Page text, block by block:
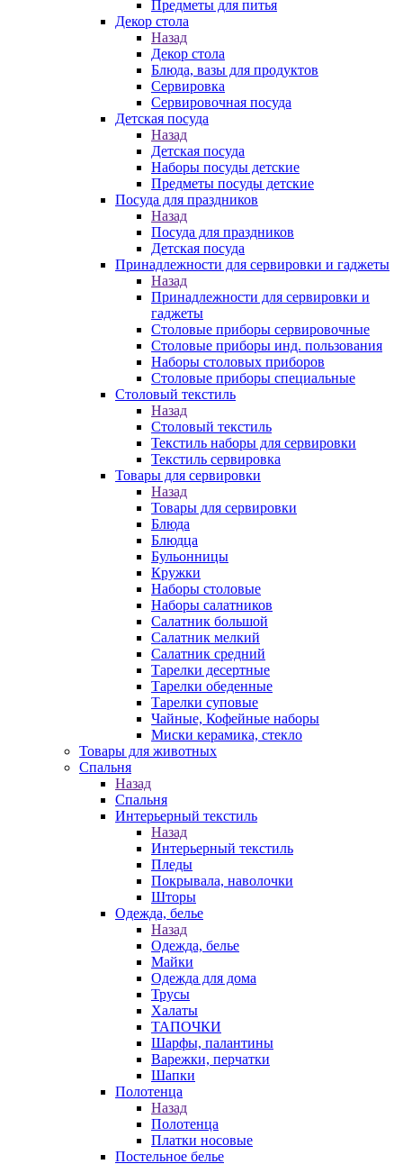
Предметы для питья
Декор стола
Назад
Декор стола
Блюда, вазы для продуктов
Сервировка
Сервировочная посуда
Детская посуда
Назад
Детская посуда
Наборы посуды детские
Предметы посуды детские
Посуда для праздников
Назад
Посуда для праздников
Детская посуда
Принадлежности для сервировки и гаджеты
Назад
Принадлежности для сервировки и
гаджеты
Столовые приборы сервировочные
Столовые приборы инд. пользования
Наборы столовых приборов
Столовые приборы специальные
Столовый текстиль
Назад
Столовый текстиль
Текстиль наборы для сервировки
Текстиль сервировка
Товары для сервировки
Назад
Товары для сервировки
Блюда
Блюдца
Бульонницы
Кружки
Наборы столовые
Наборы салатников
Салатник большой
Салатник мелкий
Салатник средний
Тарелки десертные
Тарелки обеденные
Тарелки суповые
Чайные, Кофейные наборы
Миски керамика, стекло
Товары для животных
Спальня
Назад
Спальня
Интерьерный текстиль
Назад
Интерьерный текстиль
Пледы
Покрывала, наволочки
Шторы
Одежда, белье
Назад
Одежда, белье
Майки
Одежда для дома
Трусы
Халаты
ТАПОЧКИ
Шарфы, палантины
Варежки, перчатки
Шапки
Полотенца
Назад
Полотенца
Платки носовые
Постельное белье